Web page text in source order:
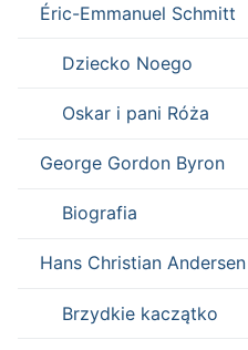
Éric-Emmanuel Schmitt
Dziecko Noego
Oskar i pani Róża
George Gordon Byron
Biografia
Hans Christian Andersen
Brzydkie kaczątko